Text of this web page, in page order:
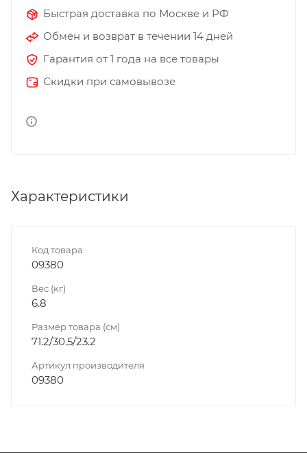
Быстрая доставка по Москве и РФ
Обмен и возврат в течении 14 дней
Гарантия от 1 года на все товары
Скидки при самовывозе
Характеристики
Код товара
09380
Вес (кг)
6.8
Размер товара (см)
71.2/30.5/23.2
Артикул производителя
09380